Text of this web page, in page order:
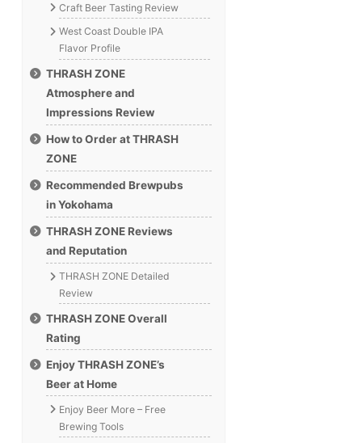
Craft Beer Tasting Review
West Coast Double IPA
Flavor Profile
THRASH ZONE
Atmosphere and
Impressions Review
How to Order at THRASH
ZONE
Recommended Brewpubs
in Yokohama
THRASH ZONE Reviews
and Reputation
THRASH ZONE Detailed
Review
THRASH ZONE Overall
Rating
Enjoy THRASH ZONE’s
Beer at Home
Enjoy Beer More – Free
Brewing Tools